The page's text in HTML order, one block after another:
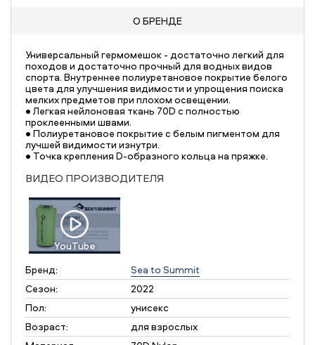
О БРЕНДЕ
Универсальный гермомешок - достаточно легкий для
походов и достаточно прочный для водных видов
спорта. Внутреннее полиуретановое покрытие белого
цвета для улучшения видимости и упрощения поиска
мелких предметов при плохом освещении.
• Легкая нейлоновая ткань 70D с полностью
проклеенными швами.
• Полиуретановое покрытие с белым пигментом для
лучшей видимости изнутри.
• Точка крепления D-образного кольца на пряжке.
ВИДЕО ПРОИЗВОДИТЕЛЯ
YouTube
Бренд:
Sea to Summit
Сезон:
2022
Пол:
унисекс
Возраст:
для взрослых